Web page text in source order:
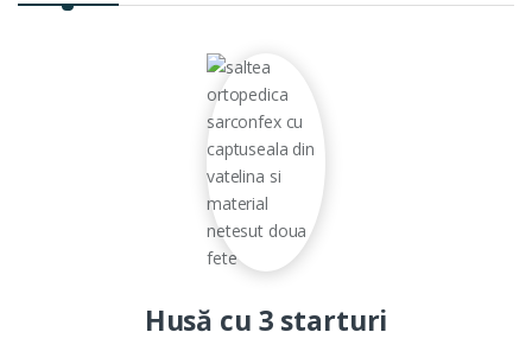
Husă cu 3 starturi